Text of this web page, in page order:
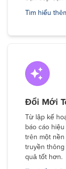
Tìm hiểu
Đổi Mới
Từ lập kế
báo cáo
trên một
truyền
quả tốt hơn.